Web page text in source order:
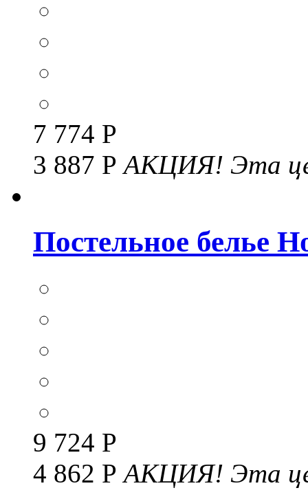
7 774 Р
3 887 РАКЦИЯ! Эта
Постельное белье
9 724 Р
4 862 РАКЦИЯ! Эта